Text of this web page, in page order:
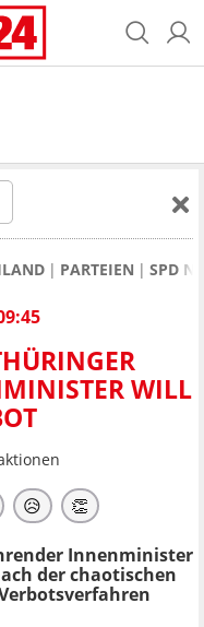
PARTEIEN SPD
WILL
😥 👏
Innenminister
der chaotischen